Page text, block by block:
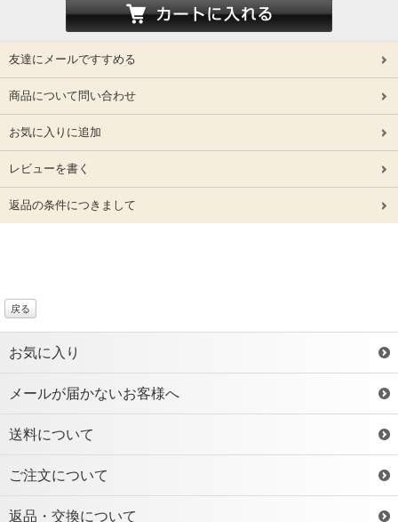
友達にメールですすめる
商品について問い合わせ
お気に入りに追加
レビューを書く
返品の条件につきまして
戻る
お気に入り
メールが届かないお客様へ
送料について
ご注文について
返品・交換について